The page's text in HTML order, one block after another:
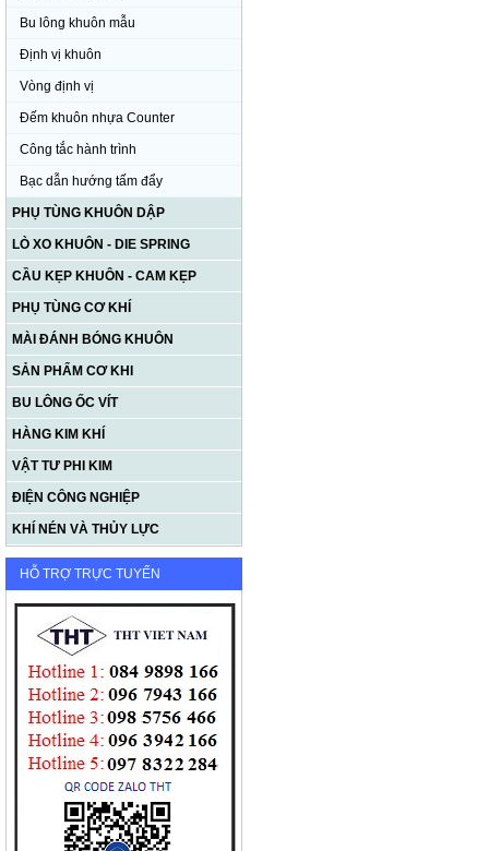
Bu lông khuôn mẫu
Định vị khuôn
Vòng định vị
Đếm khuôn nhựa Counter
Công tắc hành trình
Bạc dẫn hướng tấm đẩy
PHỤ TÙNG KHUÔN DẬP
LÒ XO KHUÔN - DIE SPRING
CẦU KẸP KHUÔN - CAM KẸP
PHỤ TÙNG CƠ KHÍ
MÀI ĐÁNH BÓNG KHUÔN
SẢN PHẨM CƠ KHI
BU LÔNG ỐC VÍT
HÀNG KIM KHÍ
VẬT TƯ PHI KIM
ĐIỆN CÔNG NGHIỆP
KHÍ NÉN VÀ THỦY LỰC
HỖ TRỢ TRỰC TUYẾN